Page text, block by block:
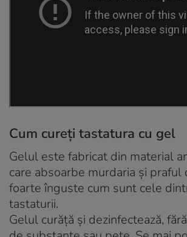
Cum cureți tastatura cu gel
Gelul este fabricat din material
care absoarbe murdaria și praful
foarte înguste cum sunt cele
tastaturii.
Gelul curăță și dezinfectează,